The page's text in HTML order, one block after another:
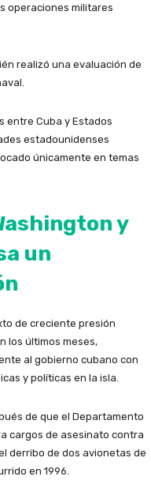
operaciones militares
realizó una evaluación de
entre Cuba y Estados
estadounidenses
únicamente en temas
y
un
de creciente presión
los últimos meses,
al gobierno cubano con
y políticas en la isla.
de que el Departamento
cargos de asesinato contra
derribo de dos avionetas de
en 1996.